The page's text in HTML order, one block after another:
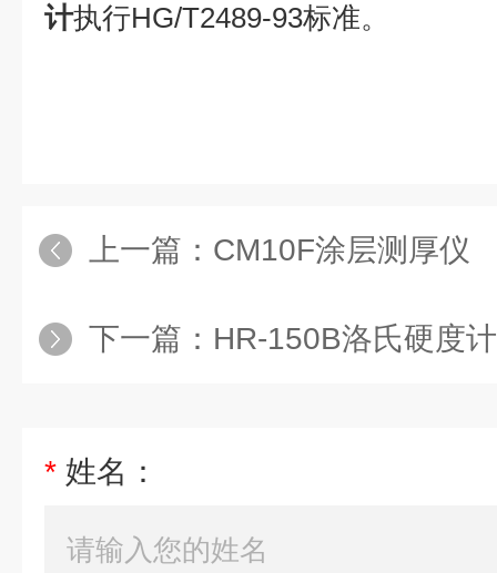
计执行HG/T2489-93标准。
上一篇： CM10F涂层测厚仪
下一篇： HR-150B洛氏硬度计
* 姓名：